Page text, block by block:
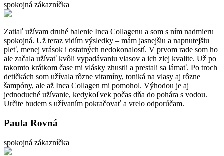
spokojná zákazníčka
Zatiaľ užívam druhé balenie Inca Collagenu a som s ním nadmieru
spokojná. Už teraz vidím výsledky – mám jasnejšiu a napnutejšiu
pleť, menej vrások i ostatných nedokonalostí. V prvom rade som ho
ale začala užívať kvôli vypadávaniu vlasov a ich zlej kvalite. Už po
takomto krátkom čase mi vlásky zhustli a prestali sa lámať. Po troch
detičkách som užívala rôzne vitamíny, toniká na vlasy aj rôzne
šampóny, ale až Inca Collagen mi pomohol. Výhodou je aj
jednoduché užívanie, kedykoľvek počas dňa do pohára s vodou.
Určite budem s užívaním pokračovať a vrelo odporúčam.
Paula Rovná
spokojná zákazníčka